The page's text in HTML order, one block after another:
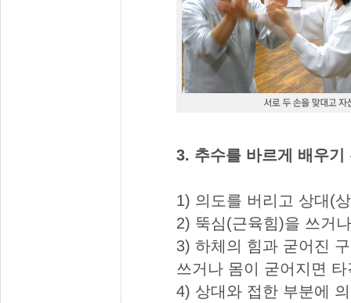
3. 추수를 바르게 배우기
1) 의도를 버리고 상대(
2) 뚝심(근육힘)을 쓰거
3) 하체의 힘과 굳어진
쓰거나 몸이 굳어지면
4) 상대와 접한 부분에